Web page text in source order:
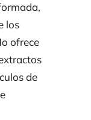
los
ofrece
de